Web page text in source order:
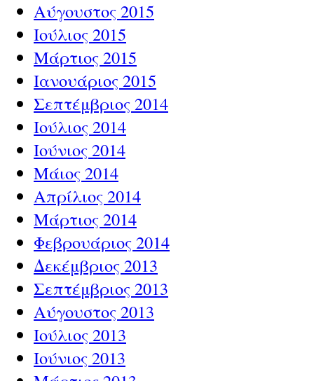
Αύγουστος 2015
Ιούλιος 2015
Μάρτιος 2015
Ιανουάριος 2015
Σεπτέμβριος 2014
Ιούλιος 2014
Ιούνιος 2014
Μάιος 2014
Απρίλιος 2014
Μάρτιος 2014
Φεβρουάριος 2014
Δεκέμβριος 2013
Σεπτέμβριος 2013
Αύγουστος 2013
Ιούλιος 2013
Ιούνιος 2013